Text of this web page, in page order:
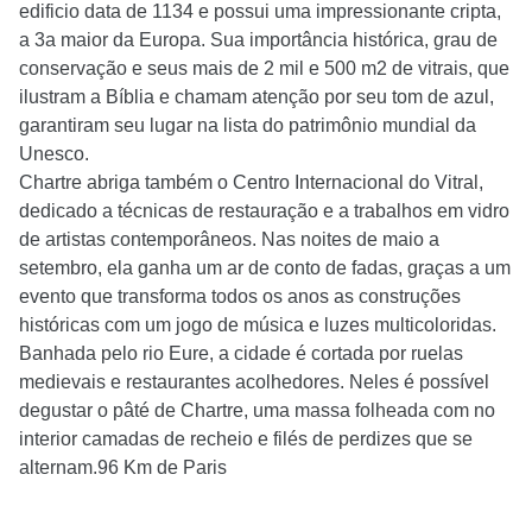
edificio data de 1134 e possui uma impressionante cripta,
a 3a maior da Europa. Sua importância histórica, grau de
conservação e seus mais de 2 mil e 500 m2 de vitrais, que
ilustram a Bíblia e chamam atenção por seu tom de azul,
garantiram seu lugar na lista do patrimônio mundial da
Unesco.
Chartre abriga também o Centro Internacional do Vitral,
dedicado a técnicas de restauração e a trabalhos em vidro
de artistas contemporâneos. Nas noites de maio a
setembro, ela ganha um ar de conto de fadas, graças a um
evento que transforma todos os anos as construções
históricas com um jogo de música e luzes multicoloridas.
Banhada pelo rio Eure, a cidade é cortada por ruelas
medievais e restaurantes acolhedores. Neles é possível
degustar o pâté de Chartre, uma massa folheada com no
interior camadas de recheio e filés de perdizes que se
alternam.96 Km de Paris